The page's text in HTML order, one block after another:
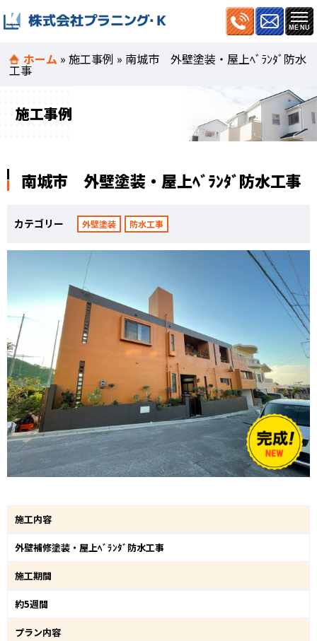
ホーム »施工事例 » 南城市 外壁塗装・屋上ﾍﾞﾗﾝﾀﾞ防水
工事
施工事例
南城市 外壁塗装・屋上ﾍﾞﾗﾝﾀﾞ防水工事
カテゴリー 外壁塗装 防水工事
施工内容
外壁補修塗装・屋上ﾍﾞﾗﾝﾀﾞ防水工事
施工期間
約5週間
プラン内容